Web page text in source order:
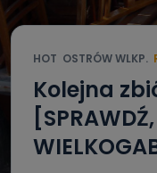
HOT OSTRÓW WLKP.
Kolejna